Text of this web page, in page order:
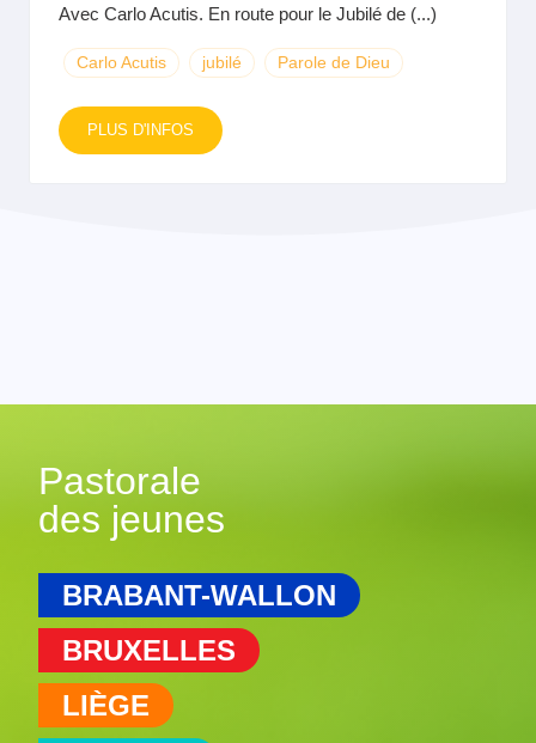
Avec Carlo Acutis. En route pour le Jubilé de (...)
Carlo Acutis jubilé Parole de Dieu
PLUS D'INFOS
Pastorale
des jeunes
BRABANT-WALLON
BRUXELLES
LIÈGE